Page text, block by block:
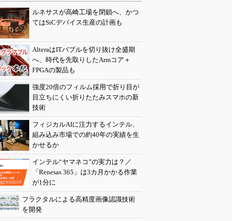
ルネサスが高崎工場を閉鎖へ、かつ
てはSiCデバイス生産の計画も
AlteraはITバブルを切り抜け全盛期
へ、時代を先取りしたArmコア＋
FPGAの製品も
強度20倍のフィルム採用で折り目が
目立ちにくい折りたたみスマホの新
技術
フィジカルAIに注力するインテル、
組み込み市場での約40年の実績を生
かせるか
インテル“ヤマネコ”の実力は？／
「Renesas 365」は3カ月かかる作業
が1分に
フラクタルによる高精度画像認識技術
を開発